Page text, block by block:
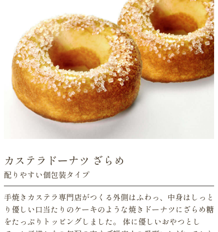
カステラドーナツ ざらめ
配りやすい個包装タイプ
手焼きカステラ専門店がつくる外側はふわっ、中身はしっと
り優しい口当たりのケーキのような焼きドーナツにざらめ糖
をたっぷりトッピングしました。 体に優しいおやつとし